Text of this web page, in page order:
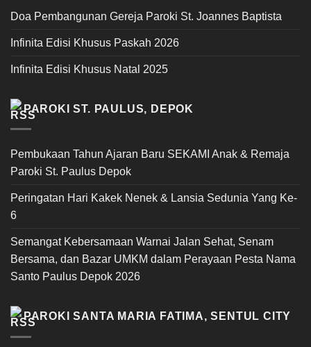
Doa Pembangunan Gereja Paroki St. Joannes Baptista
Infinita Edisi Khusus Paskah 2026
Infinita Edisi Khusus Natal 2025
PAROKI ST. PAULUS, DEPOK
Pembukaan Tahun Ajaran Baru SEKAMI Anak & Remaja
Paroki St. Paulus Depok
Peringatan Hari Kakek Nenek & Lansia Sedunia Yang Ke-
6
Semangat Kebersamaan Warnai Jalan Sehat, Senam
Bersama, dan Bazar UMKM dalam Perayaan Pesta Nama
Santo Paulus Depok 2026
PAROKI SANTA MARIA FATIMA, SENTUL CITY